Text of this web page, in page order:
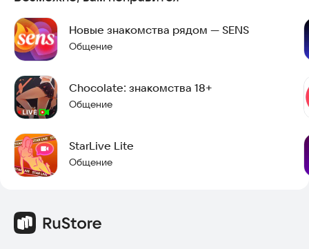
Новые знакомства рядом — SENS
Общение
Chocolate: знакомства 18+
Общение
StarLive Lite
Общение